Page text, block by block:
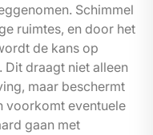
Schimmel
ruimtes, en door het
de kans op
draagt niet alleen
maar beschermt
voorkomt eventuele
gaan met